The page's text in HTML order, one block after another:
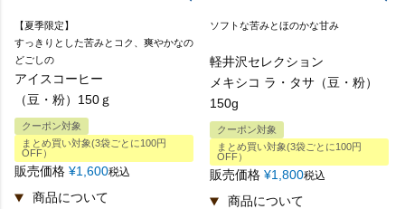
【夏季限定】
すっきりとした苦みとコク、爽やかなの
どごしの
アイスコーヒー
（豆・粉）150ｇ
クーポン対象
まとめ買い対象(3袋ごとに100円
OFF）
販売価格 ¥1,600税込
ソフトな苦みとほのかな甘み
軽井沢セレクション
メキシコ ラ・タサ（豆・粉）
150g
クーポン対象
まとめ買い対象(3袋ごとに100円
OFF）
販売価格 ¥1,800税込